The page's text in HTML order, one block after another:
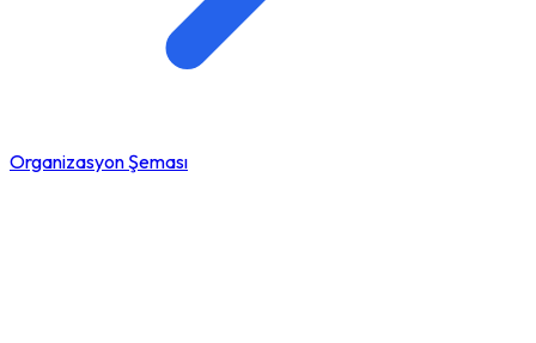
Organizasyon Şeması